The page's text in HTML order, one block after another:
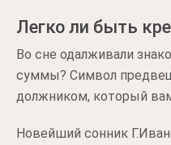
Легко ли быть
Во сне одалживали
суммы? Символ
должником, который
Новейший сонник